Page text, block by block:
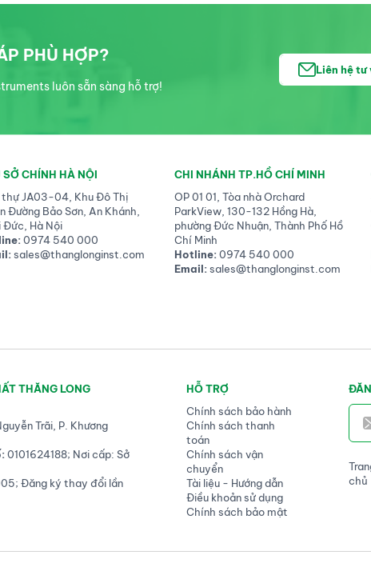
PHÙ HỢP?
luôn sẵn sàng hỗ trợ!
Liên hệ tư
SỞ CHÍNH HÀ NỘI
thự JA03-04, Khu Đô Thị
Đường Bảo Sơn, An Khánh,
Đức, Hà Nội
0974 540 000
sales@thanglonginst.com
CHI NHÁNH TP.HỒ CHÍ MINH
OP 01 01, Tòa nhà Orchard
ParkView, 130-132 Hồng Hà,
phường Đức Nhuận, Thành Phố Hồ
Chí Minh
Hotline:0974 540 000
Email:sales@thanglonginst.com
THĂNG LONG
Trãi, P. Khương
0101624188; Nơi cấp: Sở
Đăng ký thay đổi lần
HỖ TRỢ
Chính sách bảo hành
Chính sách thanh
toán
Chính sách vận
chuyển
Tài liệu - Hướng dẫn
Điều khoản sử dụng
Chính sách bảo mật
chủ